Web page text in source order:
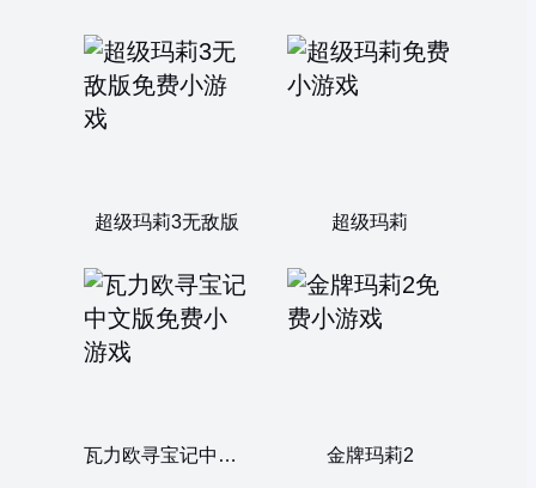
超级玛莉3无敌版 超级玛莉
瓦力欧寻宝记中文版 金牌玛莉2